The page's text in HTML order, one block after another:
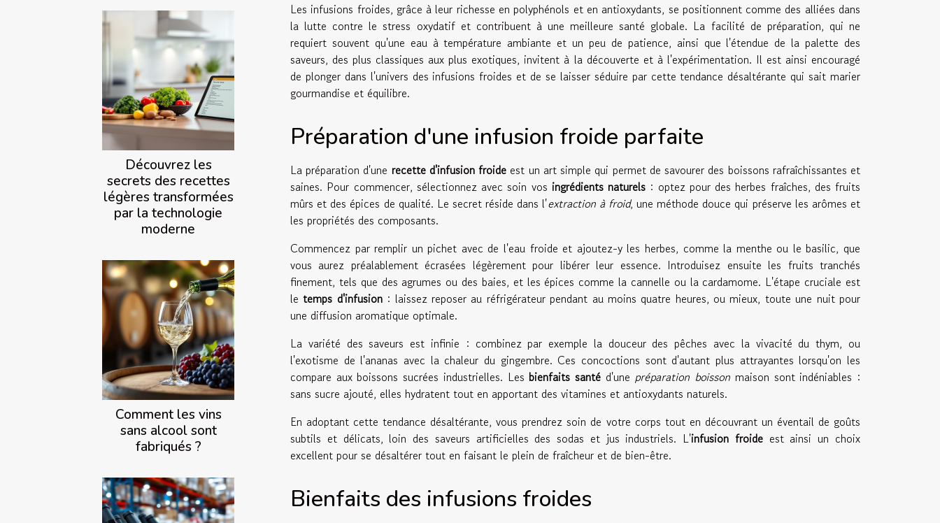
Découvrez les
secrets des recettes
légères transformées
par la technologie
moderne
Comment les vins
sans alcool sont
fabriqués ?
Les infusions froides, grâce à leur richesse en polyphénols et en antioxydants, se positionnent comme des alliées dans
la lutte contre le stress oxydatif et contribuent à une meilleure santé globale. La facilité de préparation, qui ne
requiert souvent qu'une eau à température ambiante et un peu de patience, ainsi que l'étendue de la palette des
saveurs, des plus classiques aux plus exotiques, invitent à la découverte et à l'expérimentation. Il est ainsi encouragé
de plonger dans l'univers des infusions froides et de se laisser séduire par cette tendance désaltérante qui sait marier
gourmandise et équilibre.
Préparation d'une infusion froide parfaite
La préparation d'une recette d'infusion froide est un art simple qui permet de savourer des boissons rafraîchissantes et
saines. Pour commencer, sélectionnez avec soin vos ingrédients naturels : optez pour des herbes fraîches, des fruits
mûrs et des épices de qualité. Le secret réside dans l'extraction à froid, une méthode douce qui préserve les arômes et
les propriétés des composants.
Commencez par remplir un pichet avec de l'eau froide et ajoutez-y les herbes, comme la menthe ou le basilic, que
vous aurez préalablement écrasées légèrement pour libérer leur essence. Introduisez ensuite les fruits tranchés
finement, tels que des agrumes ou des baies, et les épices comme la cannelle ou la cardamome. L'étape cruciale est
letemps d'infusion: laissez reposer au réfrigérateur pendant au moins quatre heures, ou mieux, toute une nuit pour
une diffusion aromatique optimale.
La variété des saveurs est infinie : combinez par exemple la douceur des pêches avec la vivacité du thym, ou
l'exotisme de l'ananas avec la chaleur du gingembre. Ces concoctions sont d'autant plus attrayantes lorsqu'on les
compare aux boissons sucrées industrielles. Lesbienfaits santé d'une préparation boisson maison sont indéniables :
sans sucre ajouté, elles hydratent tout en apportant des vitamines et antioxydants naturels.
En adoptant cette tendance désaltérante, vous prendrez soin de votre corps tout en découvrant un éventail de goûts
subtils et délicats, loin des saveurs artificielles des sodas et jus industriels. L'infusion froideest ainsi un choix
excellent pour se désaltérer tout en faisant le plein de fraîcheur et de bien-être.
Bienfaits des infusions froides